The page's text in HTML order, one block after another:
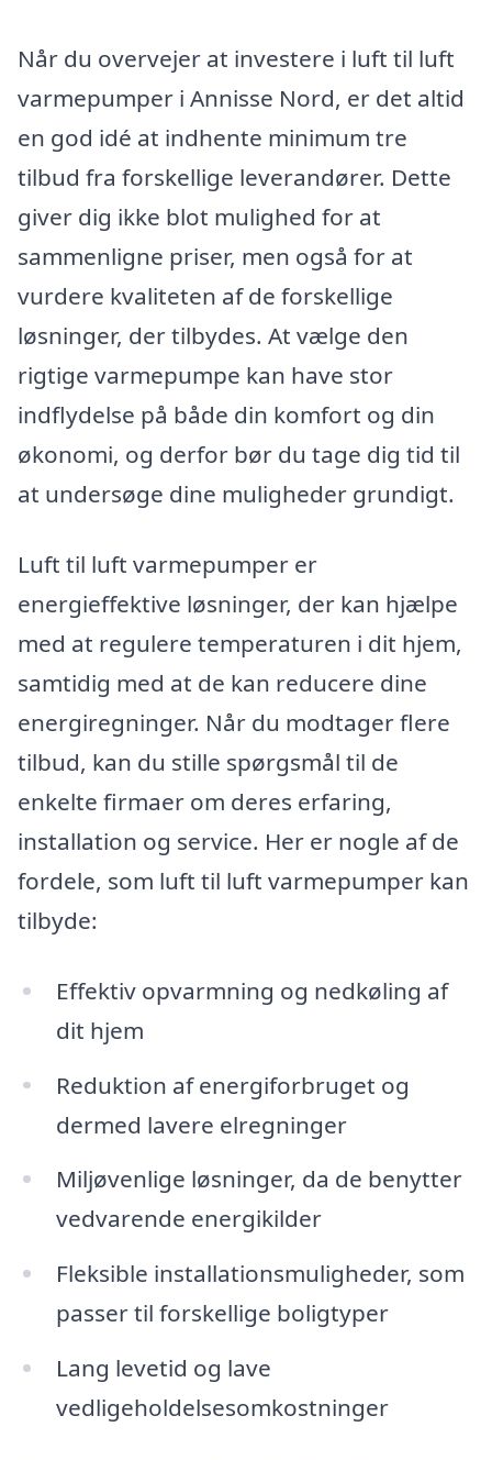
Når du overvejer at investere i luft til luft
varmepumper i Annisse Nord, er det altid
en god idé at indhente minimum tre
tilbud fra forskellige leverandører. Dette
giver dig ikke blot mulighed for at
sammenligne priser, men også for at
vurdere kvaliteten af de forskellige
løsninger, der tilbydes. At vælge den
rigtige varmepumpe kan have stor
indflydelse på både din komfort og din
økonomi, og derfor bør du tage dig tid til
at undersøge dine muligheder grundigt.
Luft til luft varmepumper er
energieffektive løsninger, der kan hjælpe
med at regulere temperaturen i dit hjem,
samtidig med at de kan reducere dine
energiregninger. Når du modtager flere
tilbud, kan du stille spørgsmål til de
enkelte firmaer om deres erfaring,
installation og service. Her er nogle af de
fordele, som luft til luft varmepumper kan
tilbyde:
Effektiv opvarmning og nedkøling af
dit hjem
Reduktion af energiforbruget og
dermed lavere elregninger
Miljøvenlige løsninger, da de benytter
vedvarende energikilder
Fleksible installationsmuligheder, som
passer til forskellige boligtyper
Lang levetid og lave
vedligeholdelsesomkostninger